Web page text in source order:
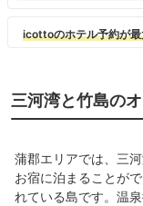
三河湾と竹島の
蒲郡エリアでは、三
お宿に泊まることが
れている島です。温